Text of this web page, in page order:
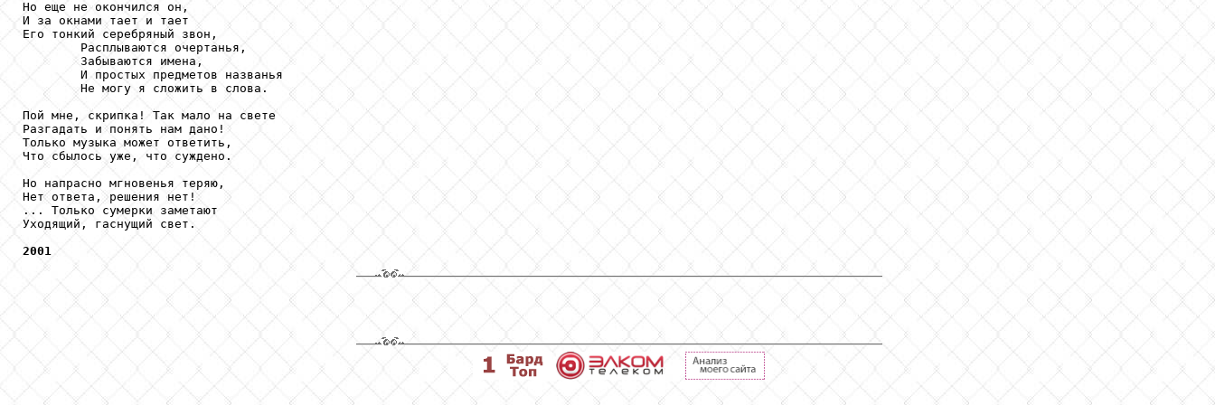
Но еще не окончился он,
И за окнами тает и тает
Его тонкий серебряный звон,
        Расплываются очертанья,
        Забываются имена,
        И простых предметов названья
        Не могу я сложить в слова.
Пой мне, скрипка! Так мало на свете
Разгадать и понять нам дано!
Только музыка может ответить,
Что сбылось уже, что суждено.
Но напрасно мгновенья теряю,
Нет ответа, решения нет!
... Только сумерки заметают
Уходящий, гаснущий свет.
2001